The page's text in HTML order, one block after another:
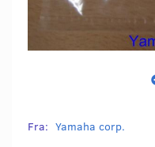
Fra: Yamaha corp.